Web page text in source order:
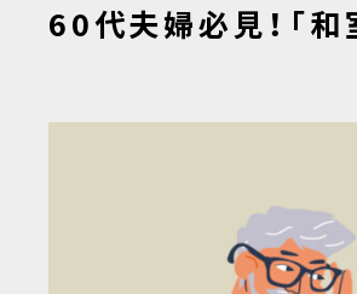
60代夫婦必見！「和